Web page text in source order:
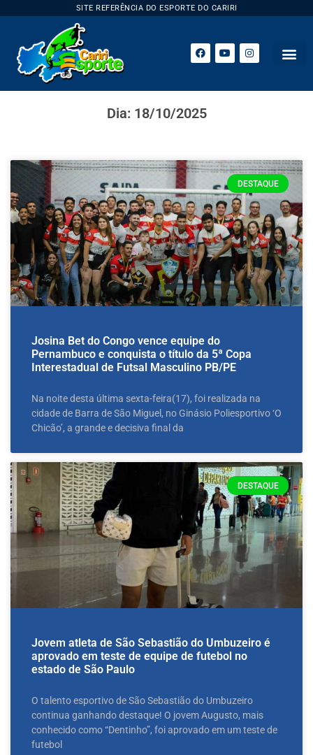
SITE REFERÊNCIA DO ESPORTE DO CARIRI
Dia: 18/10/2025
DESTAQUE
Josina Bet do Congo vence equipe do
Pernambuco e conquista o título da 5ª Copa
Interestadual de Futsal Masculino PB/PE
Na noite desta última sexta-feira(17), foi realizada na
cidade de Barra de São Miguel, no Ginásio Poliesportivo ‘O
Chicão’, a grande e decisiva final da
DESTAQUE
Jovem atleta de São Sebastião do Umbuzeiro é
aprovado em teste de equipe de futebol no
estado de São Paulo
O talento esportivo de São Sebastião do Umbuzeiro
continua ganhando destaque! O jovem Augusto, mais
conhecido como “Dentinho”, foi aprovado em um teste de
futebol